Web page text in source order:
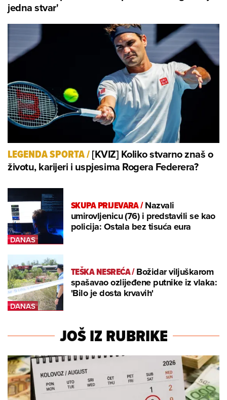
jedna stvar'
LEGENDA SPORTA/[KVIZ] Koliko stvarno znaš o
životu, karijeri i uspjesima Rogera Federera?
SKUPA PRIJEVARA/Nazvali
umirovljenicu (76) i predstavili se kao
policija: Ostala bez tisuća eura
TEŠKA NESREĆA/Božidar viljuškarom
spašavao ozlijeđene putnike iz vlaka:
'Bilo je dosta krvavih'
JOŠ IZ RUBRIKE